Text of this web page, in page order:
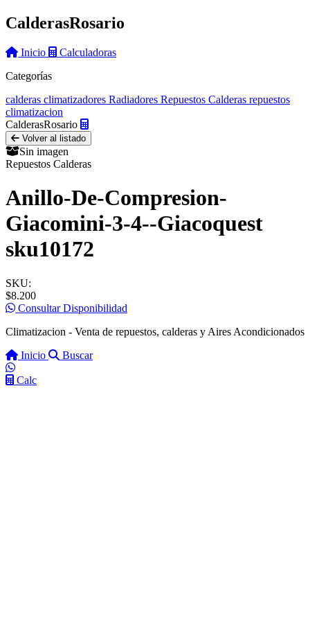
CalderasRosario
Inicio
Calculadoras
Categorías
calderas climatizadores Radiadores Repuestos Calderas repuestos
climatizacion
CalderasRosario
Volver al listado
Sin imagen
Repuestos Calderas
Anillo-De-Compresion-
Giacomini-3-4--Giacoquest
sku10172
SKU:
$8.200
Consultar Disponibilidad
Climatizacion - Venta de repuestos, calderas y Aires Acondicionados
Inicio
Buscar
Calc